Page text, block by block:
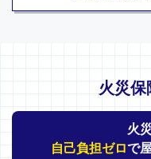
火災
火
自己負担ゼロで